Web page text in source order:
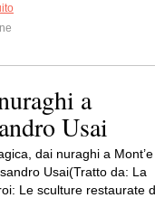
a
Usai
dai nuraghi a Mont’e
Usai(Tratto da: La
Le sculture restaurate